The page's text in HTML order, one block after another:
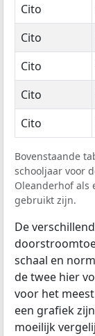
Cito
Cito
Cito
Cito
Cito
Bovenstaande
schooljaar voor
Oleanderhof als
gebruikt zijn.
De
schaal en
de twee hier
voor het
een grafiek
moeilijk